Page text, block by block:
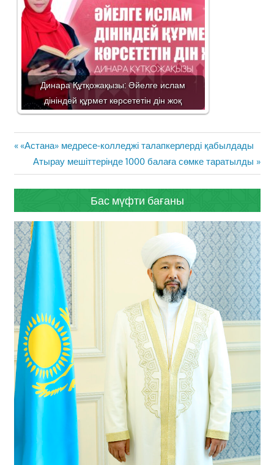
Динара Құтқожақызы: Әйелге ислам
дініндей құрмет көрсететін дін жоқ
Жазба
навигациясы
Previous
Post:
«Астана» медресе-колледжі талапкерлерді қабылдады
Next
Post:
Атырау мешіттерінде 1000 балаға сөмке таратылды
Бас мүфти бағаны